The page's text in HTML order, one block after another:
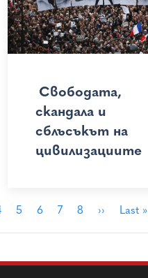
Свободата,
скандала и
сблъсъкът на
цивилизациите
Страница
5 Страница
6 Страница
7 Страница
8
Next
››
Last
Last »